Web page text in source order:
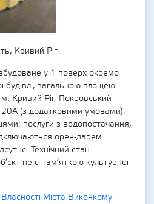
Кривий Ріг
у 1 поверх окремо
будівлі, загальною площею
Кривий Ріг, Покровський
(з додатковими умовами).
послуги з водопостачання,
орен-дарем
Технічний стан –
не є пам’яткою культурної
Міста Виконкому